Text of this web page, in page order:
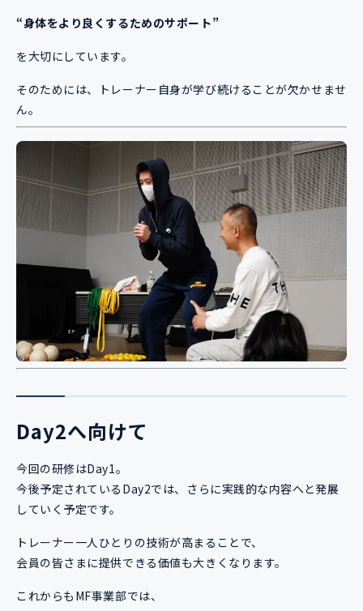
“身体をより良くするためのサポート”
を大切にしています。
そのためには、トレーナー自身が学び続けることが欠かせませ
ん。
Day2へ向けて
今回の研修はDay1。
今後予定されているDay2では、さらに実践的な内容へと発展
していく予定です。
トレーナー一人ひとりの技術が高まることで、
会員の皆さまに提供できる価値も大きくなります。
これからもMF事業部では、